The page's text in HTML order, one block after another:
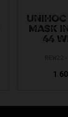
MASK
44
1